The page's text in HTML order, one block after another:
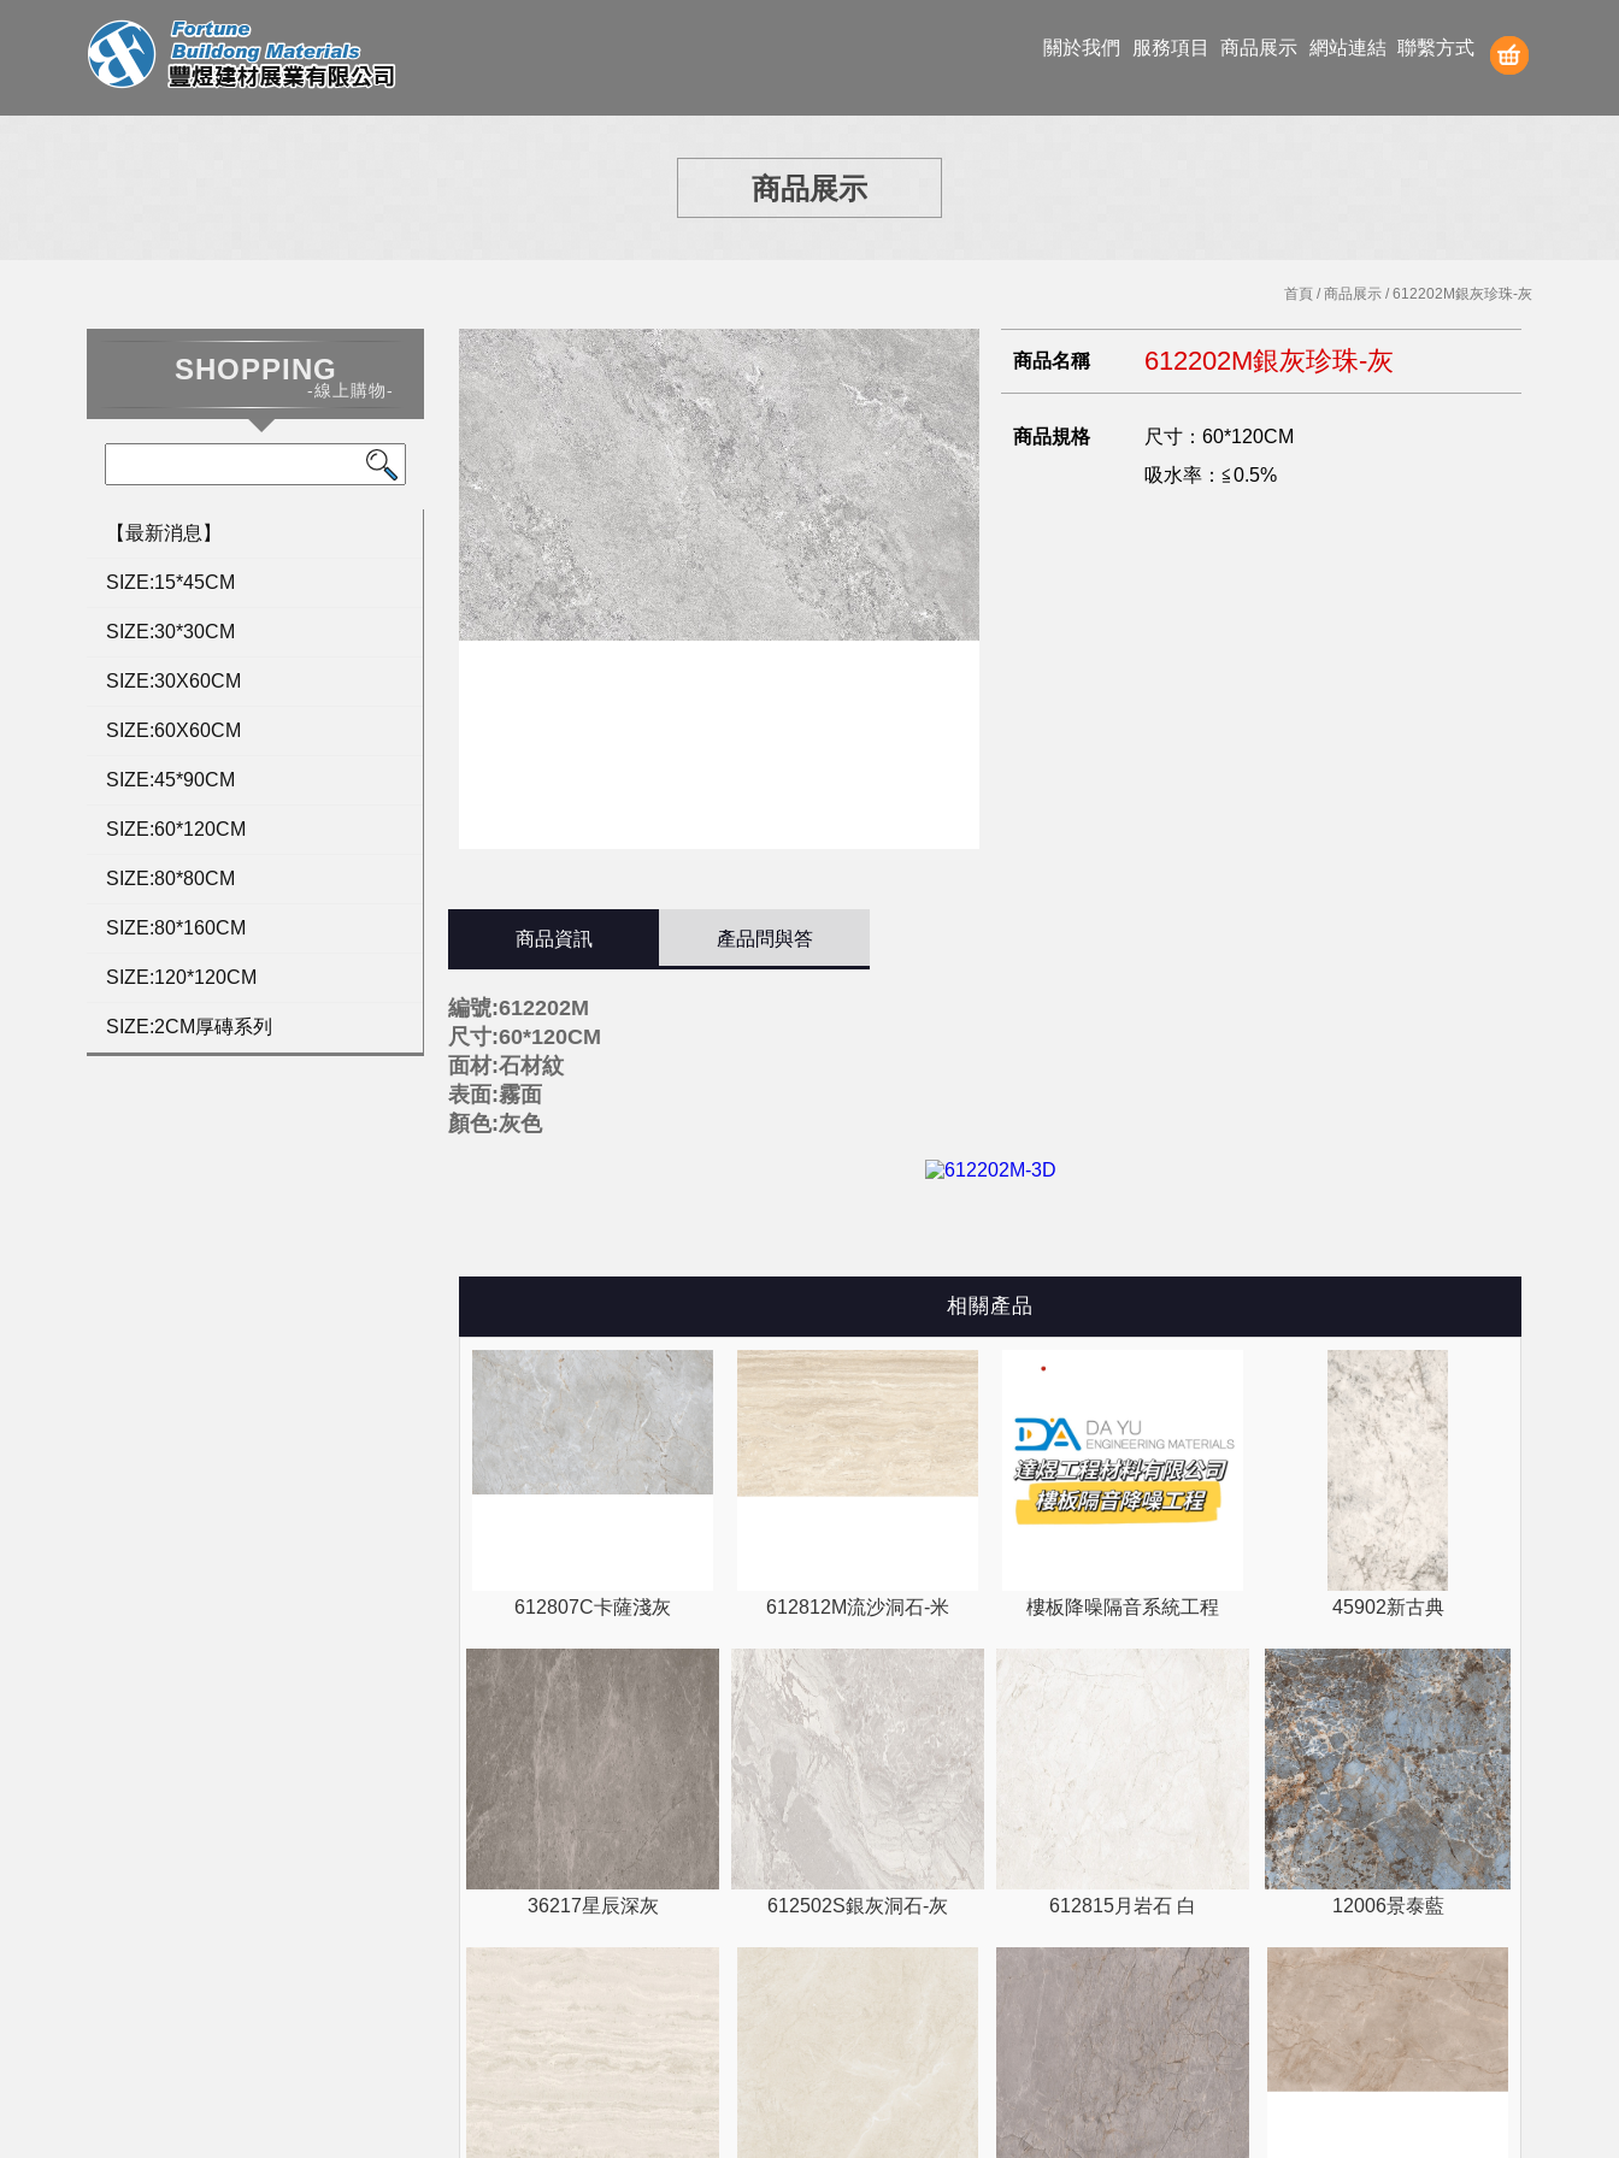
關於我們 服務項目 商品展示 網站連結 聯繫方式
商品展示
首頁 /商品展示 / 612202M銀灰珍珠-灰
SHOPPING
-線上購物-
【最新消息】
SIZE:15*45CM
SIZE:30*30CM
SIZE:30X60CM
SIZE:60X60CM
SIZE:45*90CM
SIZE:60*120CM
SIZE:80*80CM
SIZE:80*160CM
SIZE:120*120CM
SIZE:2CM厚磚系列
商品名稱 612202M銀灰珍珠-灰
商品規格
尺寸：60*120CM
吸水率：≦0.5%
商品資訊 產品問與答
編號:612202M
尺寸:60*120CM
面材:石材紋
表面:霧面
顏色:灰色
相關產品
612807C卡薩淺灰 612812M流沙洞石-米 樓板降噪隔音系統工程 45902新古典
36217星辰深灰 612502S銀灰洞石-灰 612815月岩石 白 12006景泰藍